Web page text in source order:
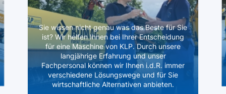
Sie wissen nicht genau was das Beste für Sie
ist? Wir helfen Ihnen bei Ihrer Entscheidung
für eine Maschine von KLP. Durch unsere
langjährige Erfahrung und unser
Fachpersonal können wir Ihnen i.d.R. immer
verschiedene Lösungswege und für Sie
wirtschaftliche Alternativen anbieten.